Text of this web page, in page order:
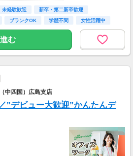
未経験歓迎
新卒・第二新卒歓迎
ブランクOK 学歴不問 女性活躍中
む
中四国）広島支店
”デビュー大歓迎”かんたんデ